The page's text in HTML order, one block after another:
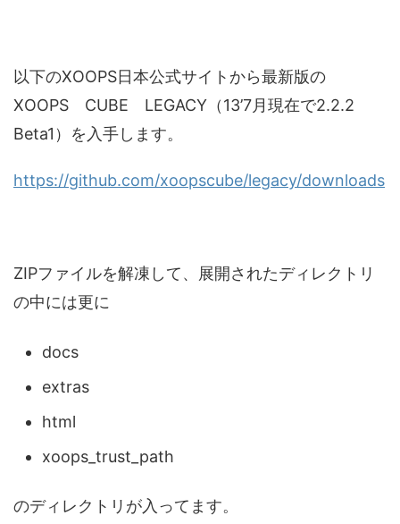
以下のXOOPS日本公式サイトから最新版の
XOOPS CUBE LEGACY（13’7月現在で2.2.2
Beta1）を入手します。
https://github.com/xoopscube/legacy/downloads
ZIPファイルを解凍して、展開されたディレクトリ
の中には更に
docs
extras
html
xoops_trust_path
のディレクトリが入ってます。